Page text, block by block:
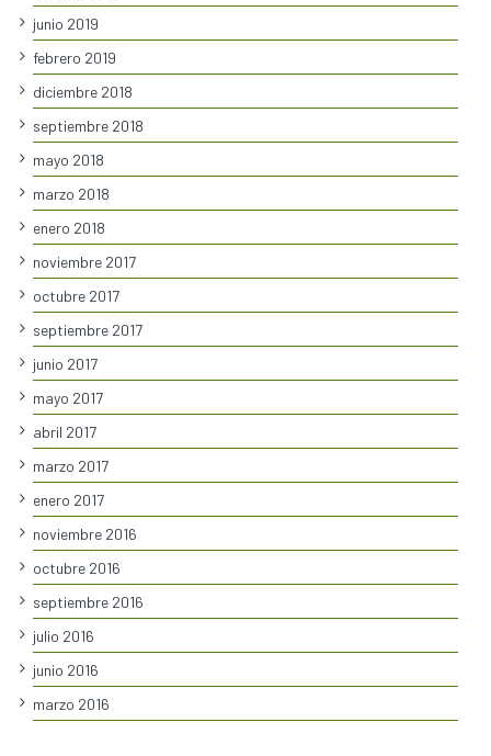
junio 2019
febrero 2019
diciembre 2018
septiembre 2018
mayo 2018
marzo 2018
enero 2018
noviembre 2017
octubre 2017
septiembre 2017
junio 2017
mayo 2017
abril 2017
marzo 2017
enero 2017
noviembre 2016
octubre 2016
septiembre 2016
julio 2016
junio 2016
marzo 2016